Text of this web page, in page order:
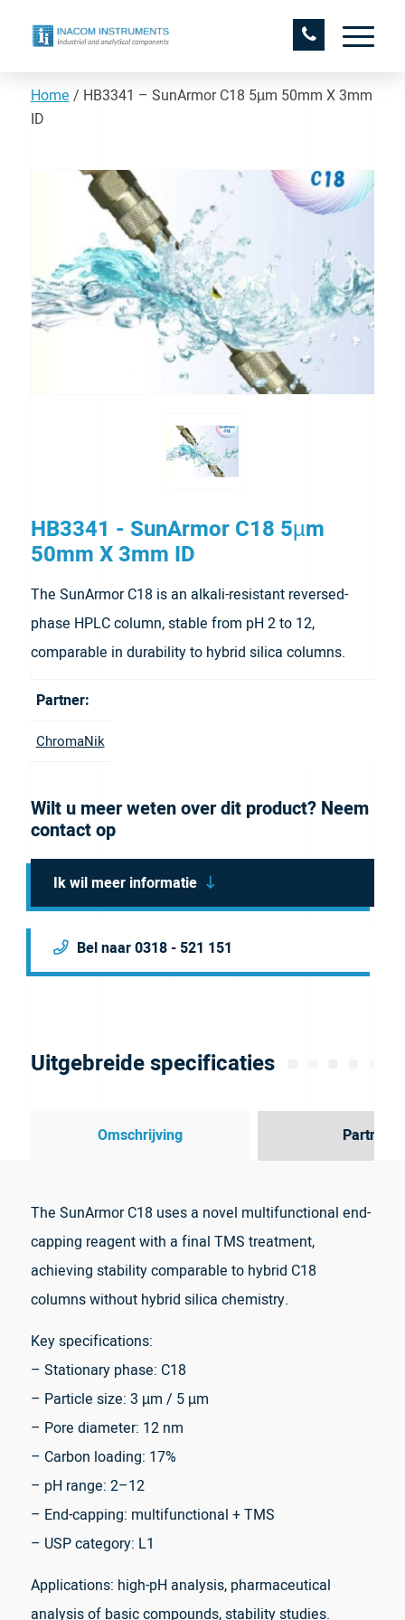
Home / HB3341 – SunArmor C18 5µm 50mm X 3mm
ID
HB3341 - SunArmor C18 5µm
50mm X 3mm ID
The SunArmor C18 is an alkali-resistant reversed-
phase HPLC column, stable from pH 2 to 12,
comparable in durability to hybrid silica columns.
Partner:
ChromaNik
Wilt u meer weten over dit product? Neem
contact op
Ik wil meer informatie
Bel naar 0318 - 521 151
Uitgebreide specificaties
Omschrijving Partner
The SunArmor C18 uses a novel multifunctional end-
capping reagent with a final TMS treatment,
achieving stability comparable to hybrid C18
columns without hybrid silica chemistry.
Key specifications:
– Stationary phase: C18
– Particle size: 3 µm / 5 µm
– Pore diameter: 12 nm
– Carbon loading: 17%
– pH range: 2–12
– End-capping: multifunctional + TMS
– USP category: L1
Applications: high-pH analysis, pharmaceutical
analysis of basic compounds, stability studies.